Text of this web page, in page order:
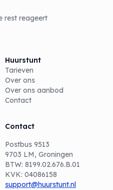
rest reageert
Huurstunt
Tarieven
Over ons
Over ons aanbod
Contact
Contact
Postbus 9513
9703 LM, Groningen
BTW: 8199.02.676.B.01
KVK: 04086158
support@huurstunt.nl